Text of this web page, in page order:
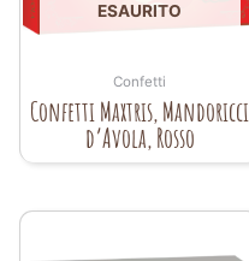
ESAURITO
Confetti
Confetti Maxtris, Mandoricci
d’Avola, Rosso